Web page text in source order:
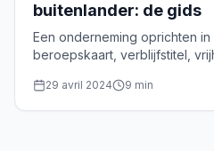
buitenlander: de gids
Een onderneming oprichten
beroepskaart, verblijfstitel,
29 avril 2024 9 min